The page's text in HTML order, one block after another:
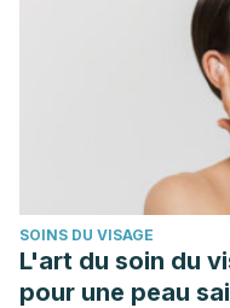
SOINS DU VISAGE
L'art du soin du
pour une peau